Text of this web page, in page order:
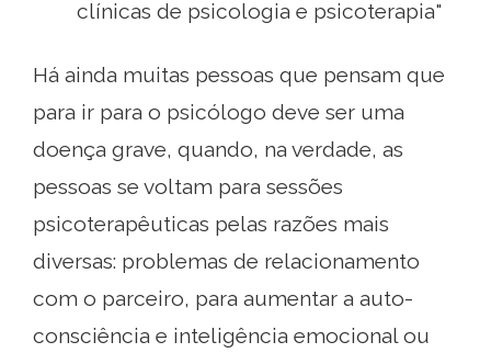
clínicas de psicologia e psicoterapia"
Há ainda muitas pessoas que pensam que
para ir para o psicólogo deve ser uma
doença grave, quando, na verdade, as
pessoas se voltam para sessões
psicoterapêuticas pelas razões mais
diversas: problemas de relacionamento
com o parceiro, para aumentar a auto-
consciência e inteligência emocional ou